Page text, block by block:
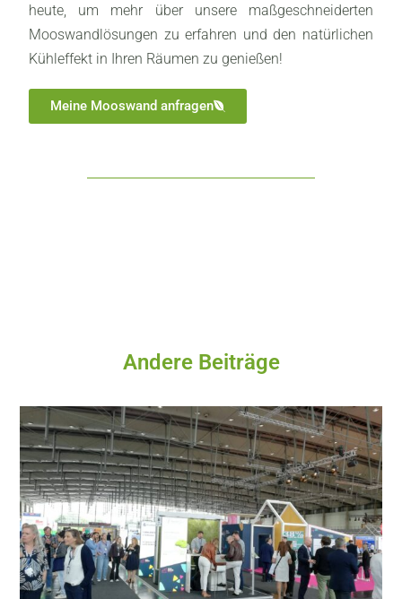
heute, um mehr über unsere maßgeschneiderten
Mooswandlösungen zu erfahren und den natürlichen
Kühleffekt in Ihren Räumen zu genießen!
Meine Mooswand anfragen
Andere Beiträge